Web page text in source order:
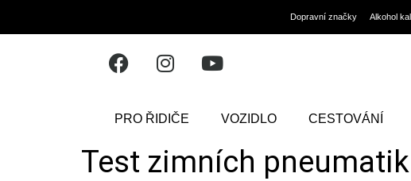
Dopravní značky Alkohol
PRO ŘIDIČE VOZIDLO CESTOVÁNÍ
Test zimních